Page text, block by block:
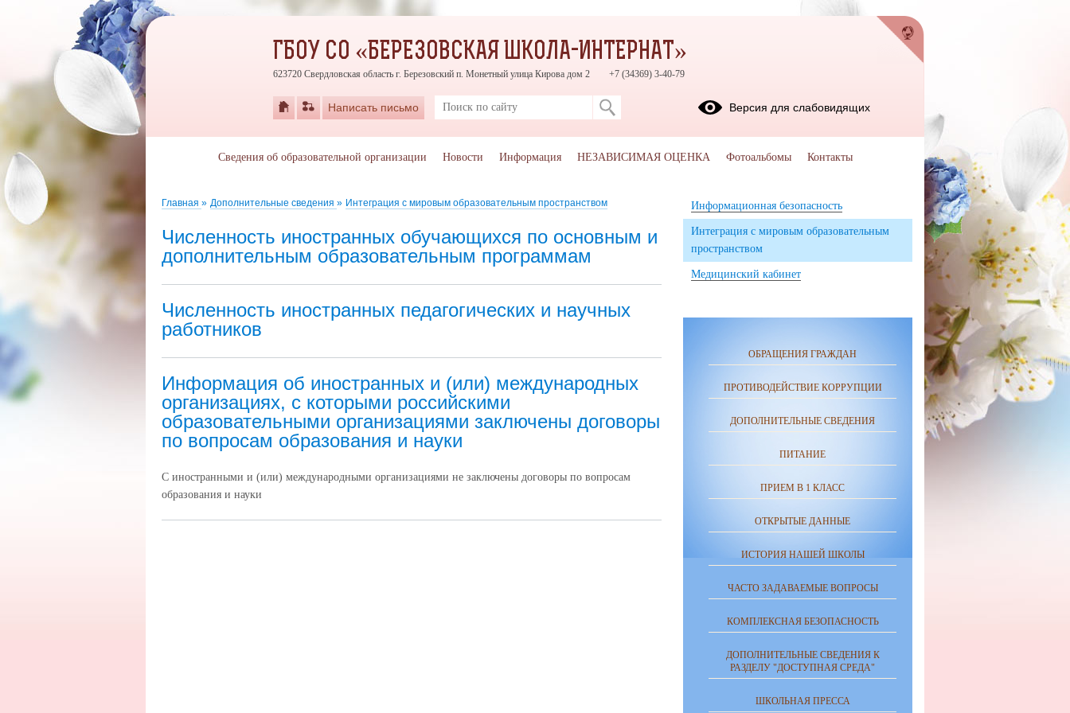
Главная » Дополнительные сведения » Интеграция с мировым образовательным пространством
Численность иностранных обучающихся по основным и
дополнительным образовательным программам
Численность иностранных педагогических и научных
работников
Информация об иностранных и (или) международных
организациях, с которыми российскими
образовательными организациями заключены договоры
по вопросам образования и науки
С иностранными и (или) международными организациями не заключены договоры по вопросам
образования и науки
Информационная безопасность
Интеграция с мировым образовательным
пространством
Медицинский кабинет
ОБРАЩЕНИЯ ГРАЖДАН
ПРОТИВОДЕЙСТВИЕ КОРРУПЦИИ
ДОПОЛНИТЕЛЬНЫЕ СВЕДЕНИЯ
ПИТАНИЕ
ПРИЕМ В 1 КЛАСС
ОТКРЫТЫЕ ДАННЫЕ
ИСТОРИЯ НАШЕЙ ШКОЛЫ
ЧАСТО ЗАДАВАЕМЫЕ ВОПРОСЫ
КОМПЛЕКСНАЯ БЕЗОПАСНОСТЬ
ДОПОЛНИТЕЛЬНЫЕ СВЕДЕНИЯ К
РАЗДЕЛУ "ДОСТУПНАЯ СРЕДА"
ШКОЛЬНАЯ ПРЕССА
ГБОУ СО «БЕРЕЗОВСКАЯ ШКОЛА-ИНТЕРНАТ»
623720 Свердловская область г. Березовский п. Монетный улица Кирова дом 2 +7 (34369) 3-40-79
Написать письмо Версия для слабовидящих
Сведения об образовательной организации Новости Информация НЕЗАВИСИМАЯ ОЦЕНКА Фотоальбомы Контакты